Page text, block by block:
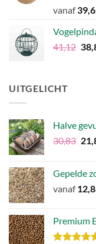
Waardering
uit 5
vanaf
41,12
UITGELICHT
Halve
30,83
Gepelde
vanaf
Premium